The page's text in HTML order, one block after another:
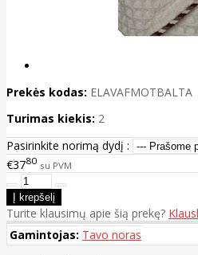
Prekės kodas: ELAVAFMOTBALTA
Turimas kiekis: 2
Pasirinkite norimą dydį :
€3780 su PVM
Turite klausimų apie šią prekę?
Gamintojas: Tavo noras